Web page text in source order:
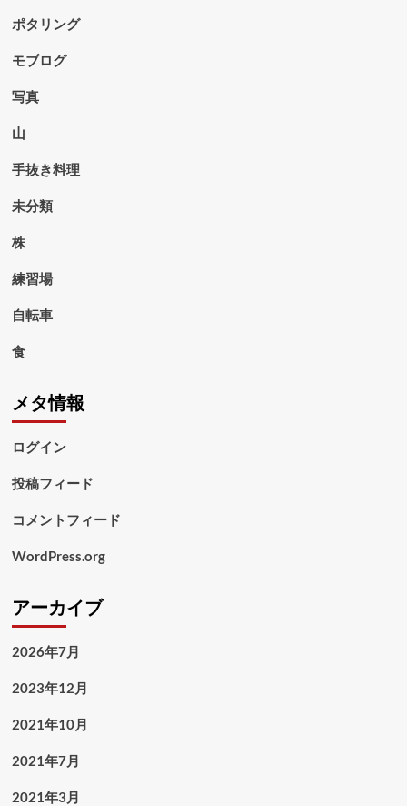
ポタリング
モブログ
写真
山
手抜き料理
未分類
株
練習場
自転車
食
メタ情報
ログイン
投稿フィード
コメントフィード
WordPress.org
アーカイブ
2026年7月
2023年12月
2021年10月
2021年7月
2021年3月